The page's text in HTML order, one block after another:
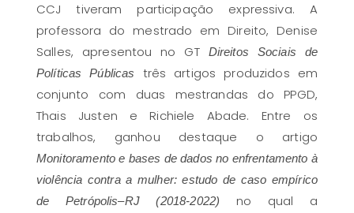
CCJ tiveram participação expressiva. A
professora do mestrado em Direito, Denise
Salles, apresentou no GT
Direitos Sociais de
Políticas Públicas
três artigos produzidos em
conjunto com duas mestrandas do PPGD,
Thais Justen e Richiele Abade. Entre os
trabalhos, ganhou destaque o artigo
Monitoramento e bases de dados no enfrentamento à
violência contra a mulher: estudo de caso empírico
de Petrópolis–RJ (2018-2022)
no qual a